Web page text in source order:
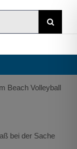
Beach Volleyball
bei der Sache